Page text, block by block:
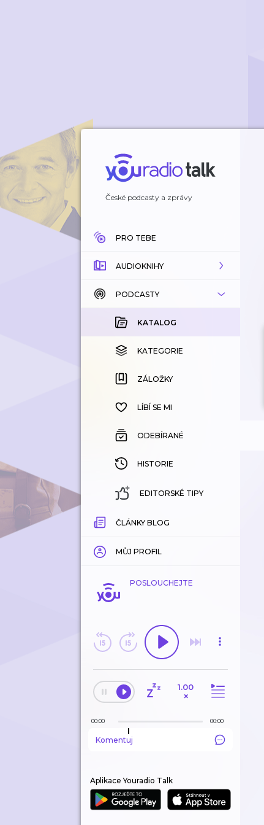
České podcasty a zprávy
PRO TEBE
AUDIOKNIHY
KATALOG
KOUPENÉ
KATEGORIE
ZÁLOŽKY
HISTORIE
PODCASTY
KATALOG
KATEGORIE
ZÁLOŽKY
LÍBÍ SE MI
ODEBÍRANÉ
HISTORIE
EDITORSKÉ TIPY
ČLÁNKY BLOG
MŮJ PROFIL
POSLOUCHEJTE
1.00
×
00:00 00:00
Komentuj
Aplikace Youradio Talk